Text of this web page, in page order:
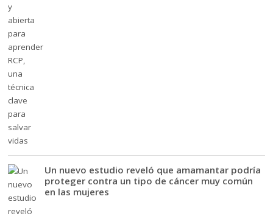
Un nuevo estudio reveló que amamantar podría
proteger contra un tipo de cáncer muy común
en las mujeres